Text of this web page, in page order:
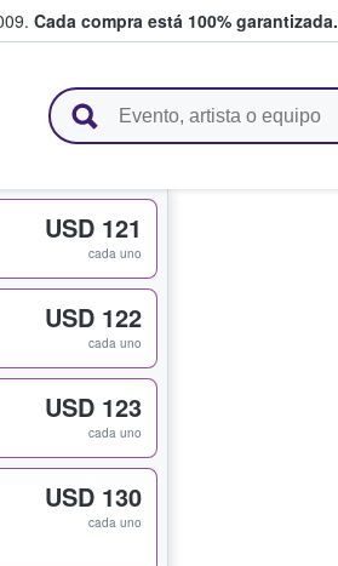
Cada compra está 100% garantizada.
USD 121
cada uno
USD 122
cada uno
USD 123
cada uno
USD 130
cada uno